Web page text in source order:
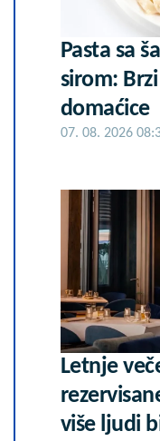
Pasta sa
sirom:
domaćice
07. 08. 2026
Letnje
više ljudi